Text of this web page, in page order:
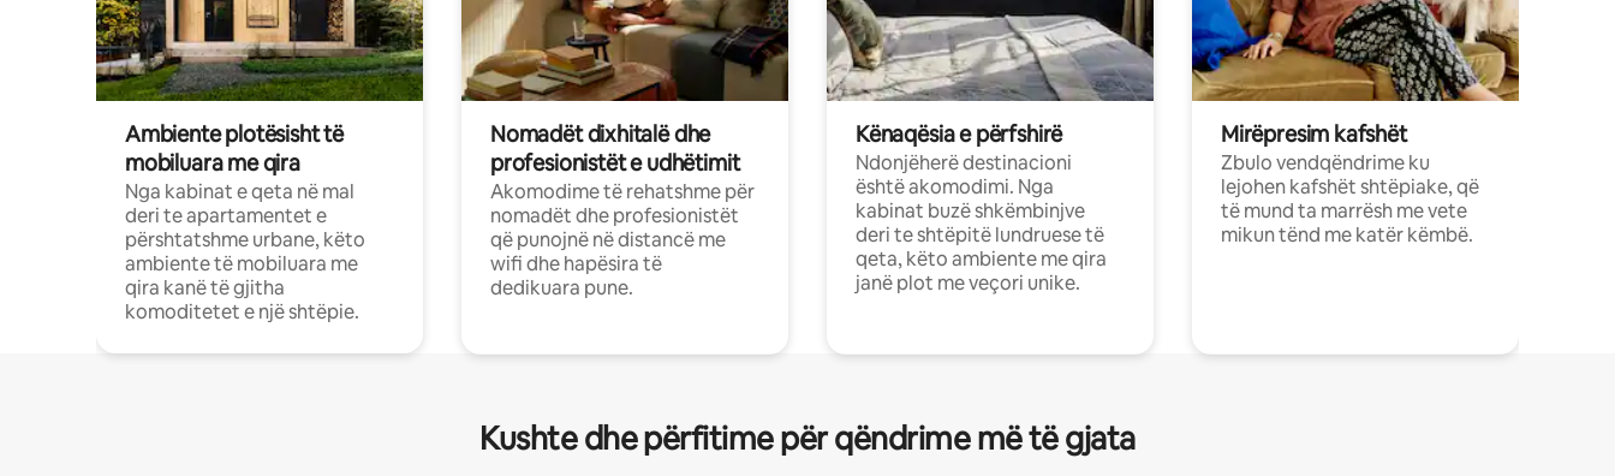
Ambiente plotësisht të
mobiluara me qira
Nga kabinat e qeta në mal
deri te apartamentet e
përshtatshme urbane, këto
ambiente të mobiluara me
qira kanë të gjitha
komoditetet e një shtëpie.
Nomadët dixhitalë dhe
profesionistët e udhëtimit
Akomodime të rehatshme për
nomadët dhe profesionistët
që punojnë në distancë me
wifi dhe hapësira të
dedikuara pune.
Kënaqësia e përfshirë
Ndonjëherë destinacioni
është akomodimi. Nga
kabinat buzë shkëmbinjve
deri te shtëpitë lundruese të
qeta, këto ambiente me qira
janë plot me veçori unike.
Mirëpresim kafshët
Zbulo vendqëndrime ku
lejohen kafshët shtëpiake, që
të mund ta marrësh me vete
mikun tënd me katër këmbë.
Kushte dhe përfitime për qëndrime më të gjata